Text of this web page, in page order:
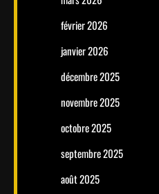
février 2026
janvier 2026
décembre 2025
novembre 2025
octobre 2025
septembre 2025
août 2025